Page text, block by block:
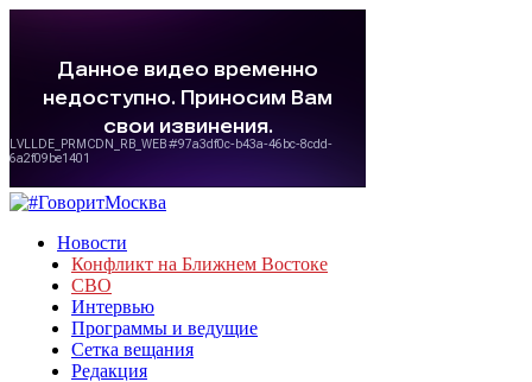
Новости
Конфликт на Ближнем Востоке
СВО
Интервью
Программы и ведущие
Сетка вещания
Редакция